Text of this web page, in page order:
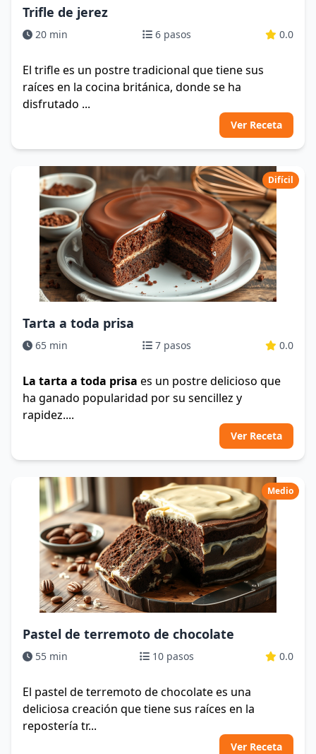
Trifle de jerez
20 min 6 pasos 0.0
El trifle es un postre tradicional que tiene sus
raíces en la cocina británica, donde se ha
disfrutado ...
Ver Receta
Difícil
Tarta a toda prisa
65 min 7 pasos 0.0
La tarta a toda prisa es un postre delicioso que
ha ganado popularidad por su sencillez y
rapidez....
Ver Receta
Medio
Pastel de terremoto de chocolate
55 min 10 pasos 0.0
El pastel de terremoto de chocolate es una
deliciosa creación que tiene sus raíces en la
repostería tr...
Ver Receta